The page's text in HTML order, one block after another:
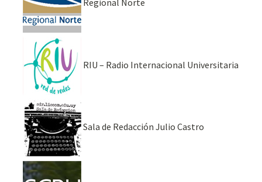
Regional Norte
RIU – Radio Internacional Universitaria
Sala de Redacción Julio Castro